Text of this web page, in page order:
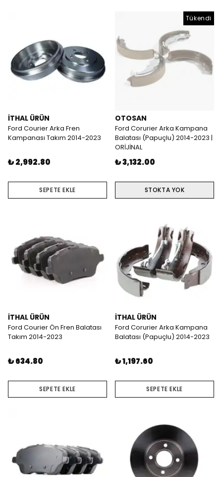
İTHAL ÜRÜN
Ford Courier Arka Fren
Kampanası Takım 2014-2023
₺ 2,992.80
SEPETE EKLE
Tükendi
OTOSAN
Ford Corurier Arka Kampana
Balatası (Papuçlu) 2014-2023 |
ORİJİNAL
₺ 3,132.00
STOKTA YOK
İTHAL ÜRÜN
Ford Courier Ön Fren Balatası
Takım 2014-2023
₺ 634.80
SEPETE EKLE
İTHAL ÜRÜN
Ford Corurier Arka Kampana
Balatası (Papuçlu) 2014-2023
₺ 1,197.60
SEPETE EKLE